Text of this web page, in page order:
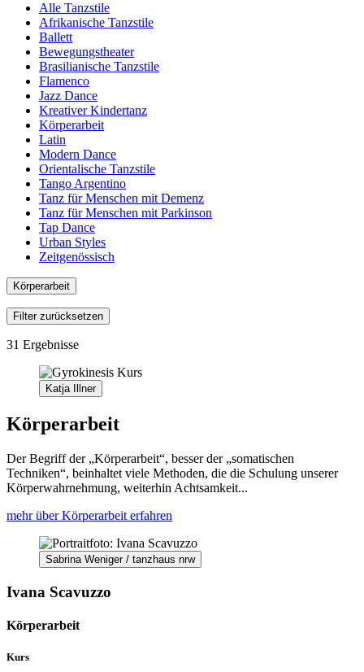
Alle Tanzstile
Afrikanische Tanzstile
Ballett
Bewegungstheater
Brasilianische Tanzstile
Flamenco
Jazz Dance
Kreativer Kindertanz
Körperarbeit
Latin
Modern Dance
Orientalische Tanzstile
Tango Argentino
Tanz für Menschen mit Demenz
Tanz für Menschen mit Parkinson
Tap Dance
Urban Styles
Zeitgenössisch
Körperarbeit
Filter zurücksetzen
31 Ergebnisse
Katja Illner
Körperarbeit
Der Begriff der „Körperarbeit“, besser der „somatischen
Techniken“, beinhaltet viele Methoden, die die Schulung unserer
Körperwahrnehmung, weiterhin Achtsamkeit...
mehr über Körperarbeit erfahren
Sabrina Weniger / tanzhaus nrw
Ivana Scavuzzo
Körperarbeit
Kurs